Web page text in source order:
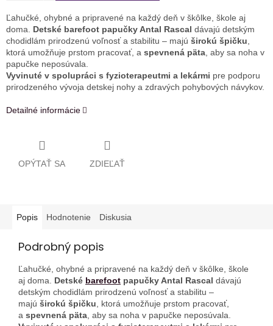
Ľahučké, ohybné a pripravené na každý deň v škôlke, škole aj
doma. Detské barefoot papučky Antal Rascal dávajú detským
chodidlám prirodzenú voľnosť a stabilitu – majú širokú špičku,
ktorá umožňuje prstom pracovať, a spevnená päta, aby sa noha v
papučke neposúvala.
Vyvinuté v spolupráci s fyzioterapeutmi a lekármi pre podporu
prirodzeného vývoja detskej nohy a zdravých pohybových návykov.
Detailné informácie
OPÝTAŤ SA ZDIEĽAŤ
Popis Hodnotenie Diskusia
Podrobný popis
Ľahučké, ohybné a pripravené na každý deň v škôlke, škole
aj doma. Detské barefoot papučky Antal Rascal dávajú
detským chodidlám prirodzenú voľnosť a stabilitu –
majú širokú špičku , ktorá umožňuje prstom pracovať,
a spevnená päta , aby sa noha v papučke neposúvala.